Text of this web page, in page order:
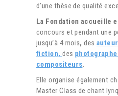
d’une thèse de qualité
La Fondation accueille
concours et pendant une
jusqu’à 4 mois,des
fiction,des
compositeurs.
Elle organise également
Master Class de chant